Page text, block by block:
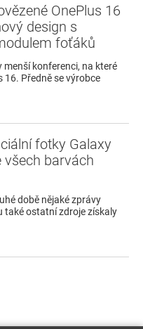
OnePlus 16
design s
foťáků
menší konferenci, na které
Předně se výrobce
fotky Galaxy
všech barvách
době nějaké zprávy
také ostatní zdroje získaly